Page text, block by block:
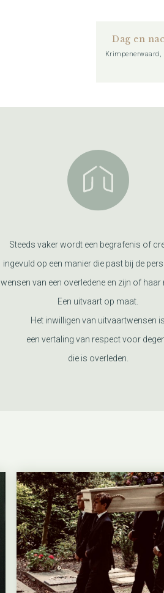
Dag en
Krimpenerwaard,
Steeds vaker wordt een begrafenis of
ingevuld op een manier die past bij de
wensen van een overledene en zijn of haar
Een uitvaart op maat.
Het inwilligen van uitvaartwensen is
een vertaling van respect voor
die is overleden.